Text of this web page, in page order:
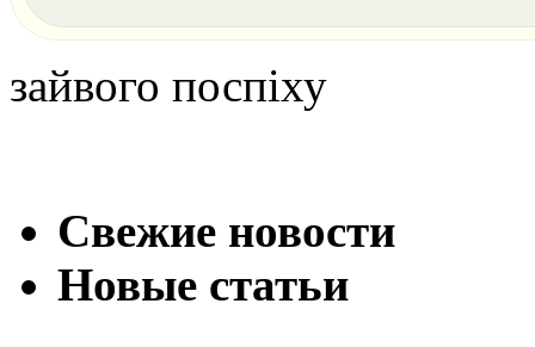
зайвого поспіху
Свежие новости
Новые статьи